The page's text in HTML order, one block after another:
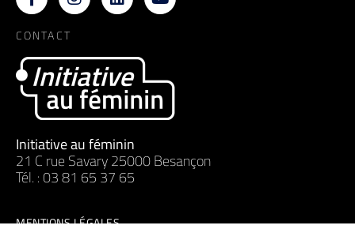
CONTACT
Initiative au féminin
21 C rue Savary 25000 Besançon
Tél. : 03 81 65 37 65
MENTIONS LÉGALES